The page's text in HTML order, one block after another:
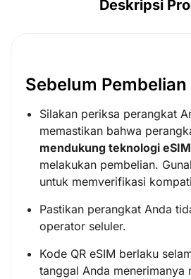
Deskripsi
Sebelum Pembelian
Silakan periksa perangkat
memastikan bahwa
mendukung teknologi eSIM
melakukan pembelian.
untuk memverifikasi
Pastikan perangkat Anda
operator seluler.
Kode QR eSIM berlaku
tanggal Anda menerimanya